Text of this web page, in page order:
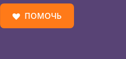
ПОМОЧЬ